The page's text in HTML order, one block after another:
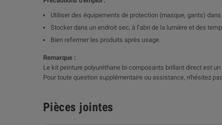
Utiliser des équipements de protection (masque, gants) dans
Stocker dans un endroit sec, à l’abri de la lumière et des
Bien refermer les produits après usage.
Remarque :
Le kit peinture polyuréthane bi-composants brillant direct est
Pour toute question supplémentaire ou assistance, n'hésitez
Pièces jointes